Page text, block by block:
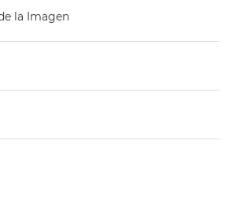
la Imagen